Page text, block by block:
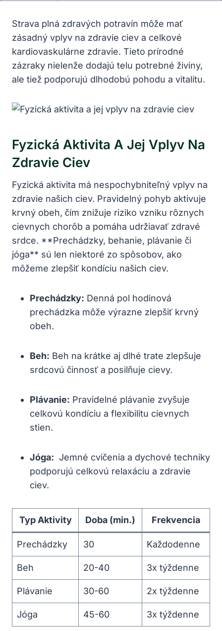
Strava plná zdravých​ potravín môže ⁣mať
zásadný vplyv na zdravie ciev ⁣a ⁣celkové
kardiovaskulárne ⁢zdravie. Tieto⁣ prírodné​
zázraky nielenže dodajú telu potrebné živiny,
ale tiež⁤ podporujú dlhodobú pohodu a vitalitu.
Fyzická Aktivita ‌a Jej Vplyv Na
Zdravie Ciev
Fyzická aktivita má nespochybniteľný‍ vplyv na
⁢zdravie našich ciev. Pravidelný pohyb aktivuje
krvný obeh, čím ⁤znižuje riziko vzniku rôznych‍
cievnych chorôb​ a pomáha udržiavať⁢ zdravé⁢
srdce. ⁤**Prechádzky, behanie, plávanie či
jóga** sú len niektoré⁢ zo spôsobov, ako
môžeme zlepšiť⁤ kondíciu ​našich ciev.
Prechádzky: Denná pol hodinová
⁢prechádzka môže výrazne zlepšiť krvný
obeh.
Beh: Beh⁣ na ⁤krátke aj dlhé trate zlepšuje⁤
srdcovú činnosť a posilňuje cievy.
Plávanie: Pravidelné plávanie zvyšuje ​
celkovú kondíciu‌ a flexibilitu cievnych
stien.
Jóga: ​ Jemné ‍cvičenia a dychové techniky
podporujú celkovú‍ relaxáciu a zdravie
ciev.
Typ Aktivity Doba (min.) Frekvencia
Prechádzky 30 Každodenne
Beh 20-40 3x týždenne
Plávanie 30-60 2x⁣ týždenne
Jóga 45-60 3x týždenne